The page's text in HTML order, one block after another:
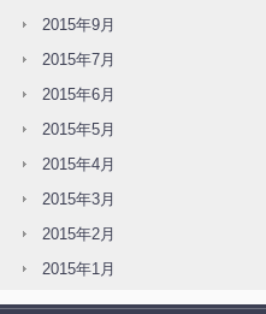
2015年9月
2015年7月
2015年6月
2015年5月
2015年4月
2015年3月
2015年2月
2015年1月